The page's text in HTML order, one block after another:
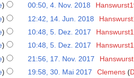
00:50, 4. Nov. 2018
12:42, 14. Jun. 2018
10:48, 5. Dez. 2017
10:48, 5. Dez. 2017
21:56, 17. Nov. 2017
19:58, 30. Mai 2017 Clemens